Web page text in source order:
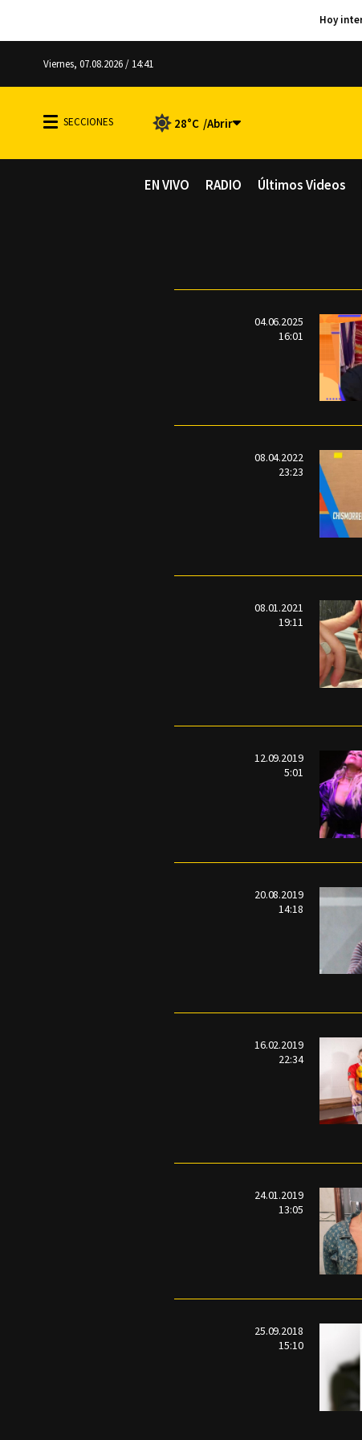
Viernes, 07.08.2026 / 14:41
28°C
EN VIVO RADIO Últimos Videos
04.06.2025
16:01
08.04.2022
23:23
08.01.2021
19:11
12.09.2019
5:01
20.08.2019
14:18
16.02.2019
22:34
24.01.2019
13:05
25.09.2018
15:10